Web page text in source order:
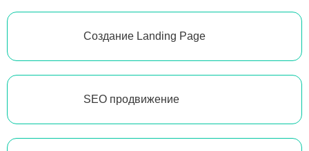
Создание Landing Page
SEO продвижение